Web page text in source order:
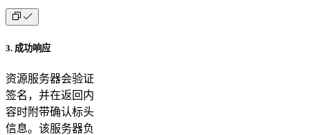
3. 成功响应
资源服务器会验证
签名，并在返回内
容时附带确认标头
信息。该服务器负